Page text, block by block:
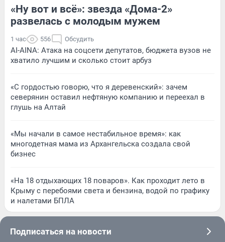
«Ну вот и всё»: звезда «Дома-2»
развелась с молодым мужем
1 час 556 Обсудить
AI-AINA: Атака на соцсети депутатов, бюджета вузов не
хватило лучшим и сколько стоит арбуз
«С гордостью говорю, что я деревенский»: зачем
северянин оставил нефтяную компанию и переехал в
глушь на Алтай
«Мы начали в самое нестабильное время»: как
многодетная мама из Архангельска создала свой
бизнес
«На 18 отдыхающих 18 поваров». Как проходит лето в
Крыму с перебоями света и бензина, водой по графику
и налетами БПЛА
Подписаться на новости